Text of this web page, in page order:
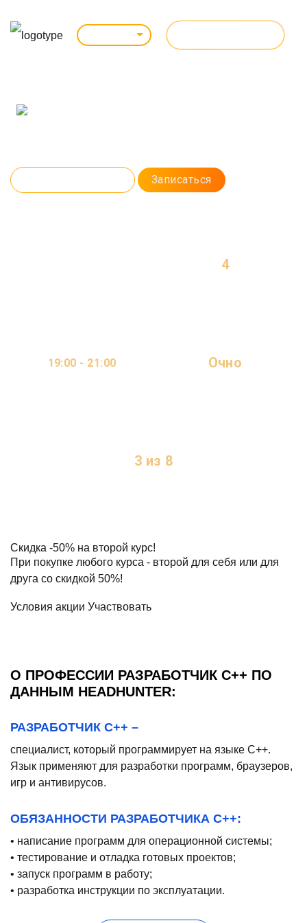
Записаться
4
19:00 - 21:00
Очно
3 из 8
Скидка -50% на второй курс!
При покупке любого курса - второй для себя или для
друга со скидкой 50%!
Условия акции Участвовать
О ПРОФЕССИИ РАЗРАБОТЧИК C++ ПО
ДАННЫМ HEADHUNTER:
РАЗРАБОТЧИК С++ –
специалист, который программирует на языке C++.
Язык применяют для разработки программ, браузеров,
игр и антивирусов.
ОБЯЗАННОСТИ РАЗРАБОТЧИКА С++:
• написание программ для операционной системы;
• тестирование и отладка готовых проектов;
• запуск программ в работу;
• разработка инструкции по эксплуатации.